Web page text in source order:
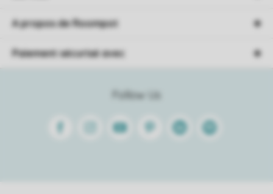
Follow Us
FacebookInstagramYoutube PinterestLinkedinSpotify
A propos de Roompot
Paiement sécurisé avec